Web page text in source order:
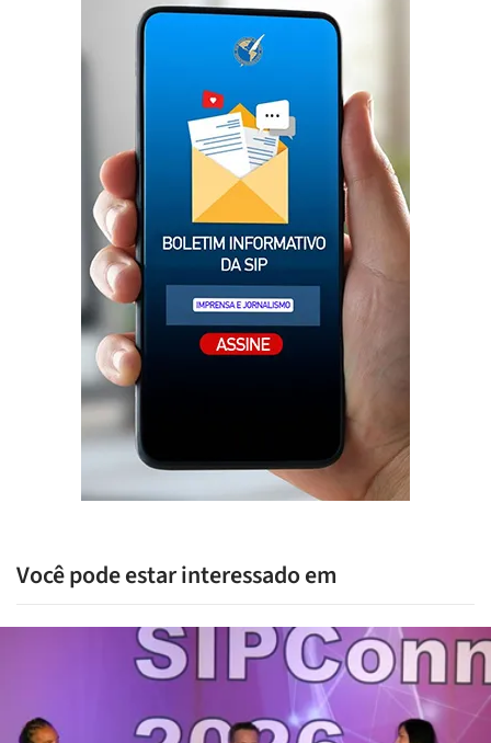
Você pode estar interessado em